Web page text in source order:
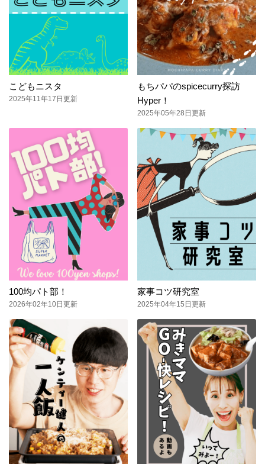
こどもニスタ
2025年11年17日更新
もちパパのspicecurry探訪
Hyper！
2025年05年28日更新
100均パト部！
2026年02年10日更新
家事コツ研究室
2025年04年15日更新